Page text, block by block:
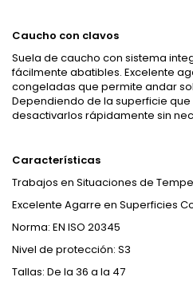
Caucho con clavos
Suela de caucho con sistema
fácilmente abatibles. Excelente
congeladas que permite andar
Dependiendo de la superficie
desactivarlos rápidamente sin
Características
Trabajos en Situaciones de
Excelente Agarre en Superficies
Norma: EN ISO 20345
Nivel de protección: S3
Tallas: De la 36 a la 47